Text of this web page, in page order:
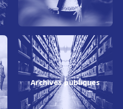
Archives publiques